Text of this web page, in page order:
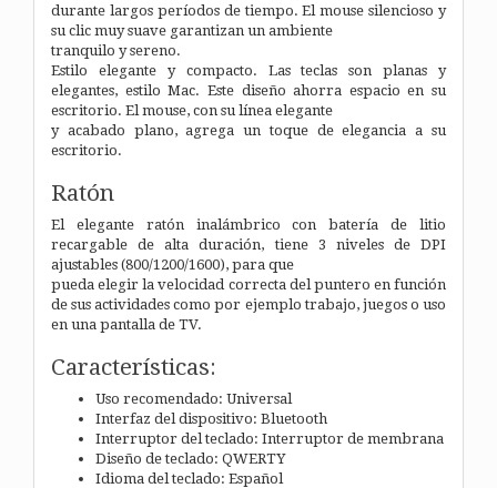
durante largos períodos de tiempo. El mouse silencioso y
su clic muy suave garantizan un ambiente
tranquilo y sereno.
Estilo elegante y compacto. Las teclas son planas y
elegantes, estilo Mac. Este diseño ahorra espacio en su
escritorio. El mouse, con su línea elegante
y acabado plano, agrega un toque de elegancia a su
escritorio.
Ratón
El elegante ratón inalámbrico con batería de litio
recargable de alta duración, tiene 3 niveles de DPI
ajustables (800/1200/1600), para que
pueda elegir la velocidad correcta del puntero en función
de sus actividades como por ejemplo trabajo, juegos o uso
en una pantalla de TV.
Características:
Uso recomendado: Universal
Interfaz del dispositivo: Bluetooth
Interruptor del teclado: Interruptor de membrana
Diseño de teclado: QWERTY
Idioma del teclado: Español